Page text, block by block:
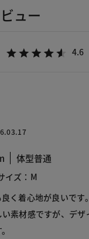
ュー
4.6
体型普通
イズ：M
く着心地が良いです。
素材感ですが、デ